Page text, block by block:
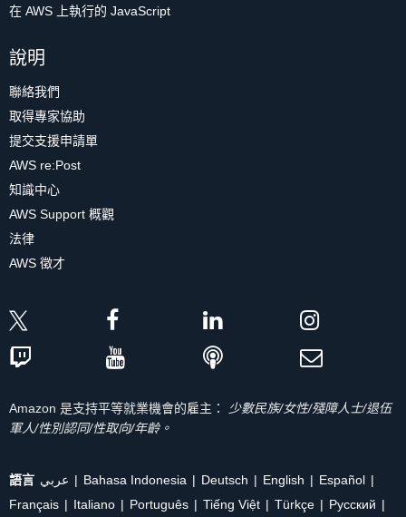
在 AWS 上執行的 JavaScript
說明
聯絡我們
取得專家協助
提交支援申請單
AWS re:Post
知識中心
AWS Support 概觀
法律
AWS 徵才
Amazon 是支持平等就業機會的雇主：
少數民族/女性/殘障人士/退伍
軍人/性別認同/性取向/年齡。
語言 عربي Bahasa Indonesia Deutsch English
Español
Français
Italiano Português Tiếng Việt Türkçe Ρусский